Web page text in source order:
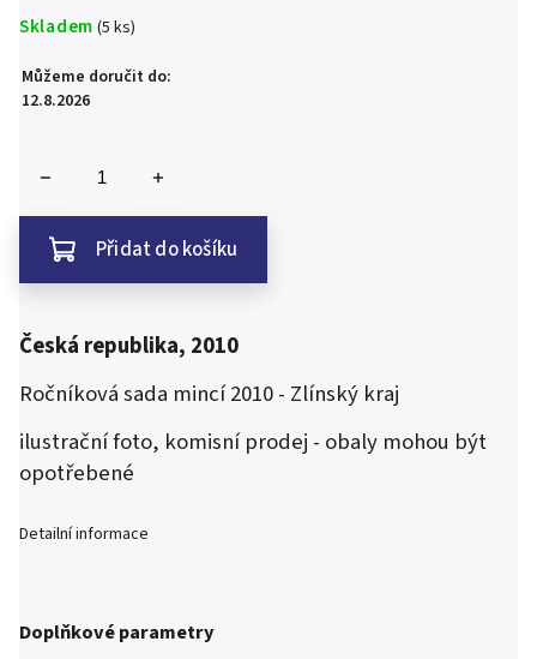
Skladem (5 ks)
Můžeme doručit do:
12.8.2026
Přidat do košíku
Česká republika, 2010
Ročníková sada mincí 2010 - Zlínský kraj
ilustrační foto, komisní prodej - obaly mohou být
opotřebené
Detailní informace
Doplňkové parametry